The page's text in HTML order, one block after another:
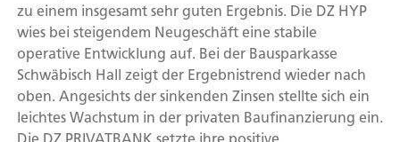
zu einem insgesamt sehr guten Ergebnis. Die DZ HYP
wies bei steigendem Neugeschäft eine stabile
operative Entwicklung auf. Bei der Bausparkasse
Schwäbisch Hall zeigt der Ergebnistrend wieder nach
oben. Angesichts der sinkenden Zinsen stellte sich ein
leichtes Wachstum in der privaten Baufinanzierung ein.